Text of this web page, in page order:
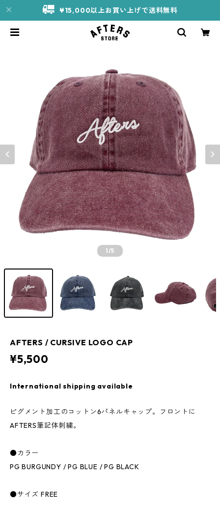
¥15,000以上お買い上げで送料無料
1/5
AFTERS / CURSIVE LOGO CAP
¥5,500
International shipping available
ピグメント加工のコットン6パネルキャップ。フロントに
AFTERS筆記体刺繍。
●カラー
PG BURGUNDY / PG BLUE / PG BLACK
●サイズ FREE